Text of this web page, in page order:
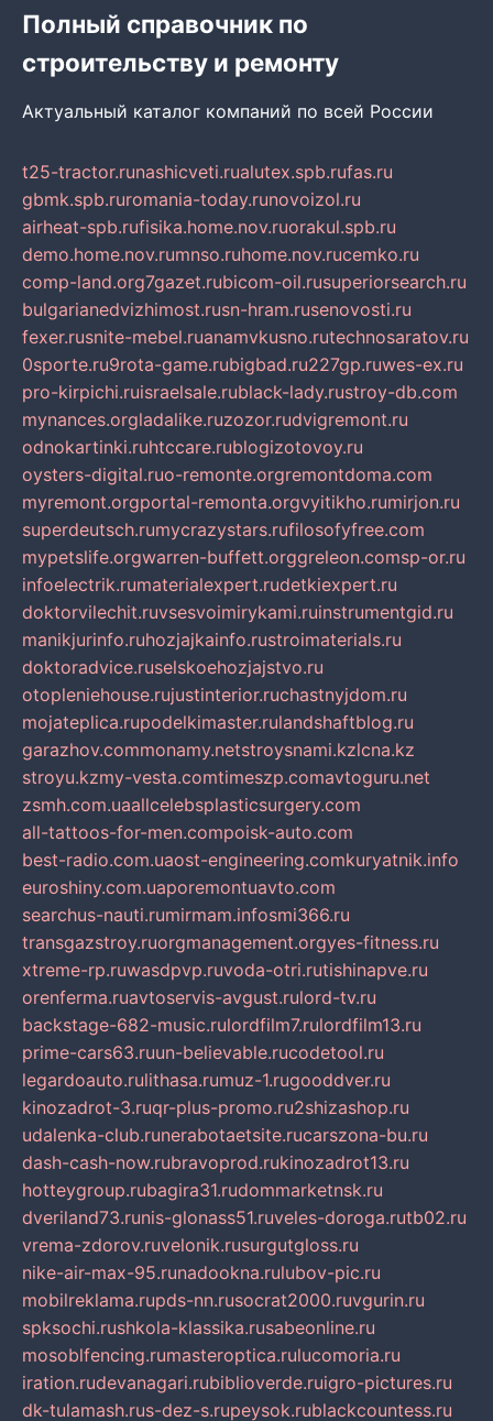
Полный справочник по
строительству и ремонту
Актуальный каталог компаний по всей России
t25-tractor.runashicveti.rualutex.spb.rufas.ru
gbmk.spb.ruromania-today.runovoizol.ru
airheat-spb.rufisika.home.nov.ruorakul.spb.ru
demo.home.nov.rumnso.ruhome.nov.rucemko.ru
comp-land.org7gazet.rubicom-oil.rusuperiorsearch.ru
bulgarianedvizhimost.rusn-hram.rusenovosti.ru
fexer.rusnite-mebel.ruanamvkusno.rutechnosaratov.ru
0sporte.ru9rota-game.rubigbad.ru227gp.ruwes-ex.ru
pro-kirpichi.ruisraelsale.rublack-lady.rustroy-db.com
mynances.orgladalike.ruzozor.rudvigremont.ru
odnokartinki.ruhtccare.rublogizotovoy.ru
oysters-digital.ruo-remonte.orgremontdoma.com
myremont.orgportal-remonta.orgvyitikho.rumirjon.ru
superdeutsch.rumycrazystars.rufilosofyfree.com
mypetslife.orgwarren-buffett.orggreleon.comsp-or.ru
infoelectrik.rumaterialexpert.rudetkiexpert.ru
doktorvilechit.ruvsesvoimirykami.ruinstrumentgid.ru
manikjurinfo.ruhozjajkainfo.rustroimaterials.ru
doktoradvice.ruselskoehozjajstvo.ru
otopleniehouse.rujustinterior.ruchastnyjdom.ru
mojateplica.rupodelkimaster.rulandshaftblog.ru
garazhov.commonamy.netstroysnami.kzlcna.kz
stroyu.kzmy-vesta.comtimeszp.comavtoguru.net
zsmh.com.uaallcelebsplasticsurgery.com
all-tattoos-for-men.compoisk-auto.com
best-radio.com.uaost-engineering.comkuryatnik.info
euroshiny.com.uaporemontuavto.com
searchus-nauti.rumirmam.infosmi366.ru
transgazstroy.ruorgmanagement.orgyes-fitness.ru
xtreme-rp.ruwasdpvp.ruvoda-otri.rutishinapve.ru
orenferma.ruavtoservis-avgust.rulord-tv.ru
backstage-682-music.rulordfilm7.rulordfilm13.ru
prime-cars63.ruun-believable.rucodetool.ru
legardoauto.rulithasa.rumuz-1.rugooddver.ru
kinozadrot-3.ruqr-plus-promo.ru2shizashop.ru
udalenka-club.runerabotaetsite.rucarszona-bu.ru
dash-cash-now.rubravoprod.rukinozadrot13.ru
hotteygroup.rubagira31.rudommarketnsk.ru
dveriland73.runis-glonass51.ruveles-doroga.rutb02.ru
vrema-zdorov.ruvelonik.rusurgutgloss.ru
nike-air-max-95.runadookna.rulubov-pic.ru
mobilreklama.rupds-nn.rusocrat2000.ruvgurin.ru
spksochi.rushkola-klassika.rusabeonline.ru
mosoblfencing.rumasteroptica.rulucomoria.ru
iration.rudevanagari.rubiblioverde.ruigro-pictures.ru
dk-tulamash.rus-dez-s.rupeysok.rublackcountess.ru